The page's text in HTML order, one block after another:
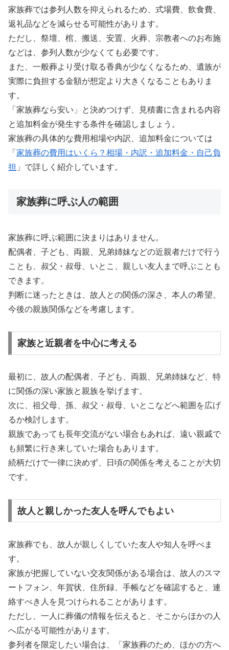
家族葬では参列人数を抑えられるため、式場費、飲食費、
返礼品などを減らせる可能性があります。
ただし、祭壇、棺、搬送、安置、火葬、宗教者へのお布施
などは、参列人数が少なくても必要です。
また、一般葬より受け取る香典が少なくなるため、遺族が
実際に負担する金額が想定より大きくなることもありま
す。
「家族葬なら安い」と決めつけず、見積書に含まれる内容
と追加料金が発生する条件を確認しましょう。
家族葬の具体的な費用相場や内訳、追加料金については
「 家族葬の費用はいくら？相場・内訳・追加料金・自己負
担 」で詳しく紹介しています。
家族葬に呼ぶ人の範囲
家族葬に呼ぶ範囲に決まりはありません。
配偶者、子ども、両親、兄弟姉妹などの近親者だけで行う
ことも、叔父・叔母、いとこ、親しい友人まで呼ぶことも
できます。
判断に迷ったときは、故人との関係の深さ、本人の希望、
今後の親族関係などを考慮します。
家族と近親者を中心に考える
最初に、故人の配偶者、子ども、両親、兄弟姉妹など、特
に関係の深い家族と親族を挙げます。
次に、祖父母、孫、叔父・叔母、いとこなどへ範囲を広げ
るか検討します。
親族であっても長年交流がない場合もあれば、遠い親戚で
も頻繁に行き来していた場合もあります。
続柄だけで一律に決めず、日頃の関係を考えることが大切
です。
故人と親しかった友人を呼んでもよい
家族葬でも、故人が親しくしていた友人や知人を呼べま
す。
家族が把握していない交友関係がある場合は、故人のスマ
ートフォン、年賀状、住所録、手帳などを確認すると、連
絡すべき人を見つけられることがあります。
ただし、一人に葬儀の情報を伝えると、そこからほかの人
へ広がる可能性があります。
参列者を限定したい場合は、「家族葬のため、ほかの方へ